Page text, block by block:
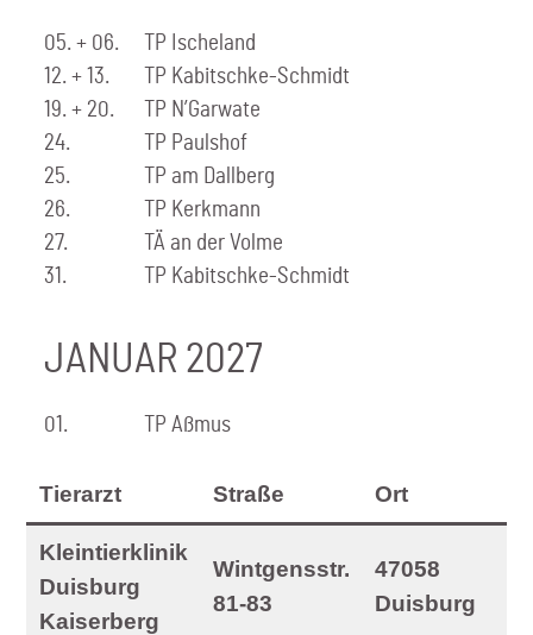
05. + 06.
TP Ischeland
12. + 13.
TP Kabitschke-Schmidt
19. + 20.
TP N’Garwate
24.
TP Paulshof
25.
TP am Dallberg
26.
TP Kerkmann
27.
TÄ an der Volme
31.
TP Kabitschke-Schmidt
JANUAR 2027
01. TP Aßmus
Tierarzt Straße Ort
Kleintierklinik
Duisburg
Kaiserberg
Wintgensstr.
81-83
47058
Duisburg